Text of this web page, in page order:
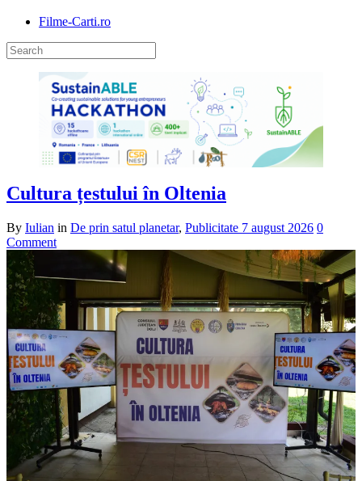
Filme-Carti.ro
Cultura țestului în Oltenia
By Iulian in De prin satul planetar, Publicitate 7 august 2026 0
Comment